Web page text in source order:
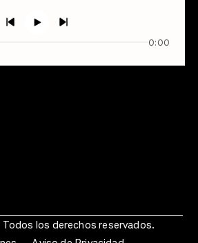
0:00
los derechos reservados.